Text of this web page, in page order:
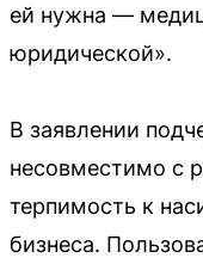
ей нужна —
юридической».
В заявлении
несовместимо с
терпимость к
бизнеса.